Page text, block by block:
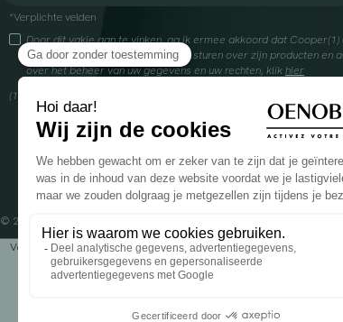
*Verplichte velden
Door dit vakje aan te vinken, ga ik ermee akkoord dat
om mij commerciële informatie te sturen over zijn producten en
over het beheer van uw gegevens en uw rechten, klikhier
(1) Coopération pharmaceutique Française, RCS Melun 399 227 636
© 2024 OENOBIOL PARIS
Voedingssupplement dat moet worden geconsumeerd als